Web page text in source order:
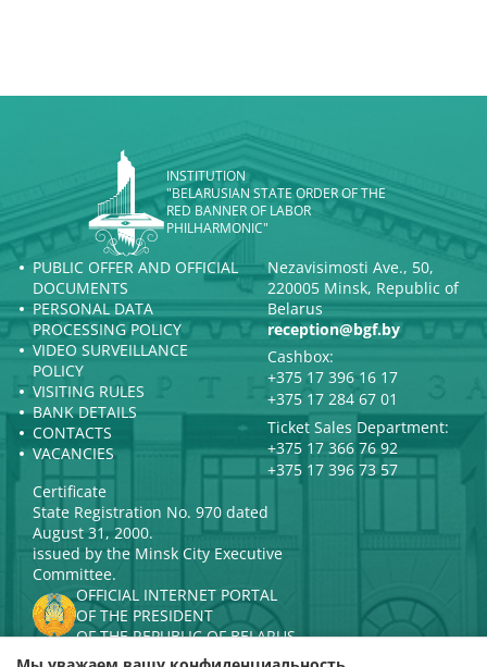
INSTITUTION
"BELARUSIAN STATE ORDER OF THE
RED BANNER OF LABOR
PHILHARMONIC"
PUBLIC OFFER AND OFFICIAL
DOCUMENTS
PERSONAL DATA
PROCESSING POLICY
VIDEO SURVEILLANCE
POLICY
VISITING RULES
BANK DETAILS
CONTACTS
VACANCIES
Nezavisimosti Ave., 50,
220005 Minsk, Republic of
Belarus
reception@bgf.by
Cashbox:
+375 17 396 16 17
+375 17 284 67 01
Ticket Sales Department:
+375 17 366 76 92
+375 17 396 73 57
Certificate
State Registration No. 970 dated
August 31, 2000.
issued by the Minsk City Executive
Committee.
OFFICIAL INTERNET PORTAL
OF THE PRESIDENT
OF THE REPUBLIC OF BELARUS
MINISTRY OF CULTURE OF THE